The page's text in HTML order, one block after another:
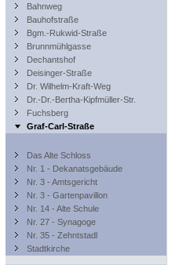
Bahnweg
Bauhofstraße
Bgm.-Rukwid-Straße
Brunnmühlgasse
Dechantshof
Deisinger-Straße
Dr. Wilhelm-Kraft-Weg
Dr.-Dr.-Bertha-Kipfmüller-Str.
Fuchsberg
Graf-Carl-Straße
Das Alte Schloss
Nr. 1 - Dekanatsgebäude
Nr. 3 - Amtsgericht
Nr. 3 - Gartenpavillon
Nr. 14 - Alte Schule
Nr. 27 - Synagoge
Nr. 35 - Zehntstadl
Stadtkirche